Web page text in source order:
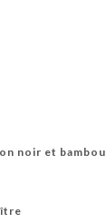
noir et bambou